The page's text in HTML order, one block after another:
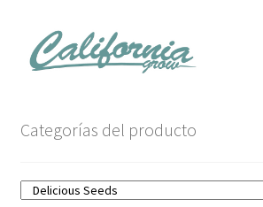
al
contenido
Carrito
Categorías del producto